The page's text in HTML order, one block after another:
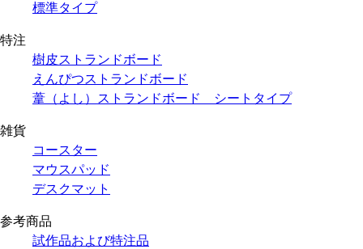
標準タイプ
特注
樹皮ストランドボード
えんぴつストランドボード
葦（よし）ストランドボード シートタイプ
雑貨
コースター
マウスパッド
デスクマット
参考商品
試作品および特注品